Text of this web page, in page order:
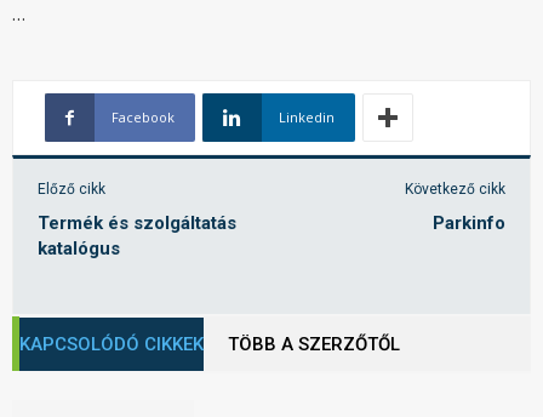
…
Facebook Linkedin
Előző cikk
Termék és szolgáltatás
katalógus
Következő cikk
Parkinfo
KAPCSOLÓDÓ CIKKEK TÖBB A SZERZŐTŐL